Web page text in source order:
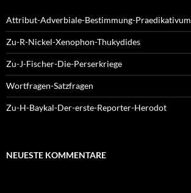
Attribut-Adverbiale-Bestimmung-Praedikativum
Zu-R-Nickel-Xenophon-Thukydides
Zu-J-Fischer-Die-Perserkriege
Wortfragen-Satzfragen
Zu-H-Baykal-Der-erste-Reporter-Herodot
NEUESTE KOMMENTARE